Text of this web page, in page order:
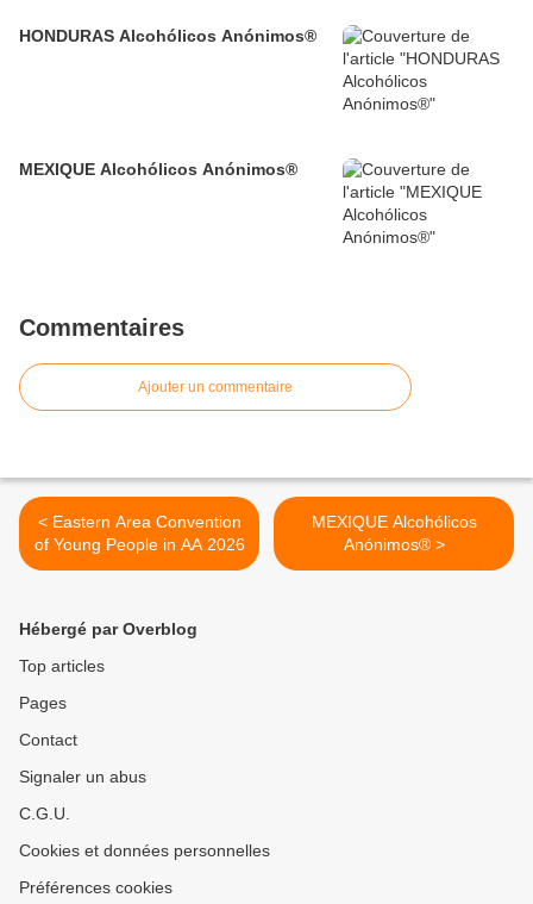
HONDURAS Alcohólicos Anónimos®
MEXIQUE Alcohólicos Anónimos®
Commentaires
Ajouter un commentaire
< Eastern Area Convention
of Young People in AA 2026
MEXIQUE Alcohólicos
Anónimos® >
Hébergé par Overblog
Top articles
Pages
Contact
Signaler un abus
C.G.U.
Cookies et données personnelles
Préférences cookies